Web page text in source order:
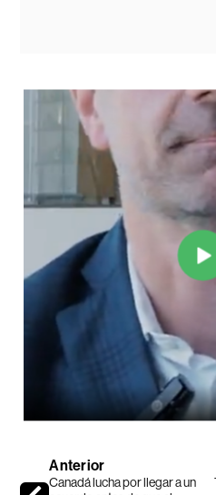
Anterior
Canadá lucha por llegar a un